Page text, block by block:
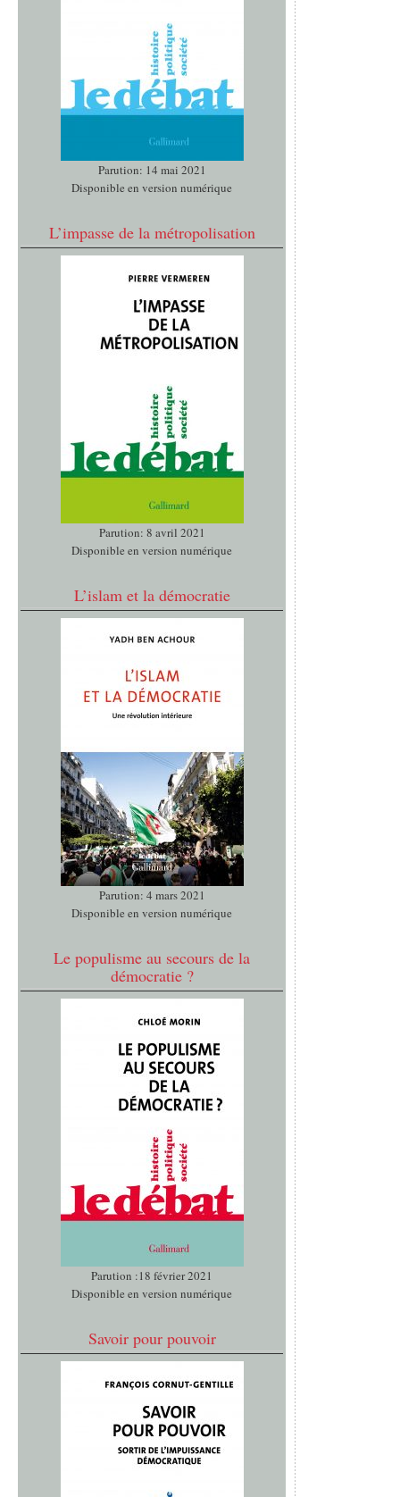
Parution: 14 mai 2021
Disponible en version numérique
L’impasse de la métropolisation
Parution: 8 avril 2021
Disponible en version numérique
L’islam et la démocratie
Parution: 4 mars 2021
Disponible en version numérique
Le populisme au secours de la
démocratie ?
Parution :18 février 2021
Disponible en version numérique
Savoir pour pouvoir